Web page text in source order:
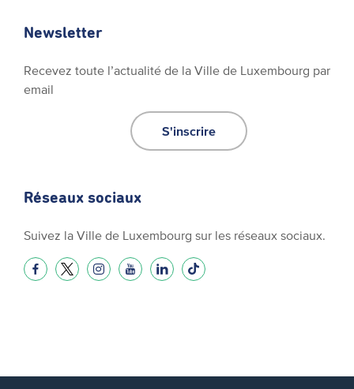
Newsletter
Recevez toute l’actualité de la Ville de Luxembourg par
email
S'inscrire
Réseaux sociaux
Suivez la Ville de Luxembourg sur les réseaux sociaux.